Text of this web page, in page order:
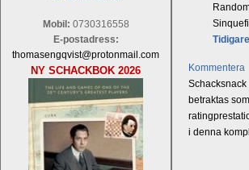
Mobil: 0730316558
E-postadress:
thomasengqvist@protonmail.com
NY SCHACKBOK 2026
Kommentera
betraktas
i denna